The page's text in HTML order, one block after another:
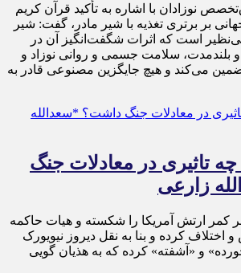
نوزادان با اشاره به تأکید قرآن کریم
بر برتری تغذیه با شیر مادر، گفت: شیر
است که اثرات شگفت‌انگیز آن در
بلندمدت، سلامت جسمی و روانی نوزاد و
می‌کند و هیچ جایگزین مصنوعی قادر به
عملیات نصر ۲ چه تاثیری در معادلات جنگ
زارعی
کمر ارتش آمریکا را شکسته و هیات حاکمه
اختلاف کرده و بنا به نقل دیروز نیویورک
و «آشفته» کرده که به هذیان گویی